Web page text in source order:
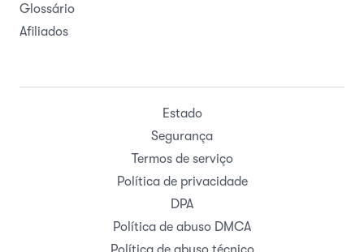
Glossário
Afiliados
Estado
Segurança
Termos de serviço
Política de privacidade
DPA
Política de abuso DMCA